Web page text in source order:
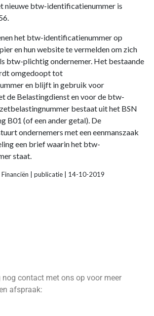
nieuwe btw-identificatienummer is
het btw-identificatienummer op
en hun website te vermelden om zich
btw-plichtig ondernemer. Het bestaande
omgedoopt tot
en blijft in gebruik voor
de Belastingdienst en voor de btw-
bestaat uit het BSN
B01 (of een ander getal). De
ondernemers met een eenmanszaak
een brief waarin het btw-
staat.
Financiën | publicatie | 14-10-2019
nog contact met ons op voor meer
afspraak: